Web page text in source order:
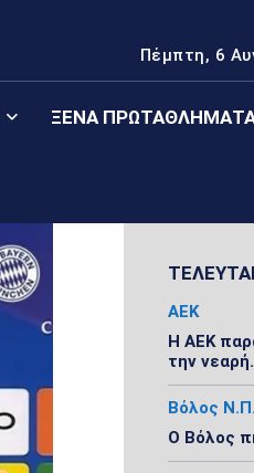
Πέμπτη, 6
ΞΈΝΑ
ΑΕΚ
Η ΑΕΚ
την
Βόλος
Ο Βόλος